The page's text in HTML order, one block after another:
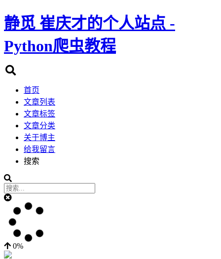
静觅 崔庆才的个人站点 -
Python爬虫教程
首页
文章列表
文章标签
文章分类
关于博主
给我留言
搜索
0%